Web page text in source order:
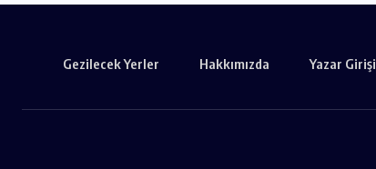
Gezilecek Yerler Hakkımızda Yazar Girişi